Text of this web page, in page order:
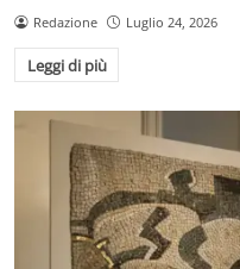
Redazione Luglio 24, 2026
Leggi di più